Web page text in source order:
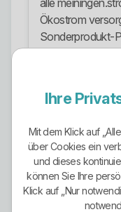
alle
Ökostrom
Sonderprodukt-
nicht alles in
selbst
Jahr zu Jahr
Anteil
betrug. Das
Ihre
Mit dem Klick auf
über Cookies ein
und dieses
können Sie Ihre
Klick auf „Nur